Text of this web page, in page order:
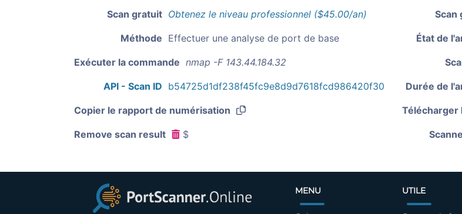
Scan gratuit Obtenez le niveau professionnel ($45.00/an) Scan
Méthode Effectuer une analyse de port de base État de
Exécuter la commande nmap -F 143.44.184.32
API - Scan ID b54725d1df238f45fc9e8d9d7618fcd986420f30 Durée de
Copier le rapport de numérisation Télécharger
Remove scan result $
MENU UTILE